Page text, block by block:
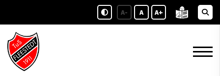
A- A A+